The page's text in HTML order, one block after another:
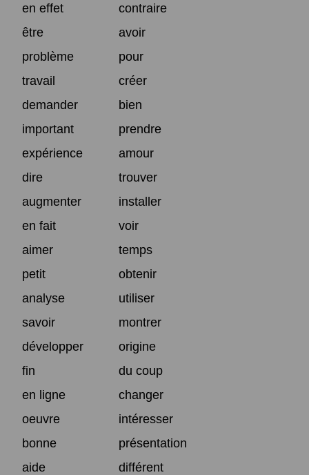
en effet
contraire
être
avoir
problème
pour
travail
créer
demander
bien
important
prendre
expérience
amour
dire
trouver
augmenter
installer
en fait
voir
aimer
temps
petit
obtenir
analyse
utiliser
savoir
montrer
développer
origine
fin
du coup
en ligne
changer
oeuvre
intéresser
bonne
présentation
aide
différent